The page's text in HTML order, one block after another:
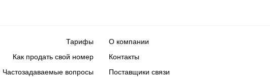
Тарифы
Как продать свой номер
Частозадаваемые вопросы
О компании
Контакты
Поставщики связи